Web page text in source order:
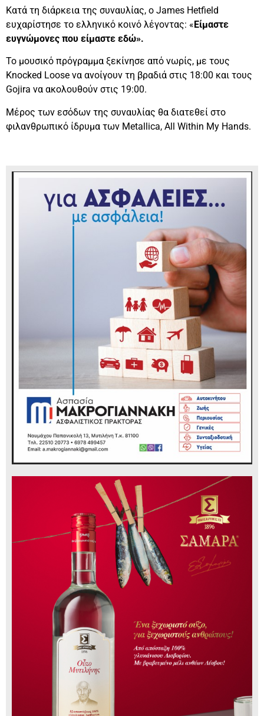
Κατά τη διάρκεια της συναυλίας, ο James Hetfield
ευχαρίστησε το ελληνικό κοινό λέγοντας: «Είμαστε
ευγνώμονες που είμαστε εδώ».
Το μουσικό πρόγραμμα ξεκίνησε από νωρίς, με τους
Knocked Loose να ανοίγουν τη βραδιά στις 18:00 και τους
Gojira να ακολουθούν στις 19:00.
Μέρος των εσόδων της συναυλίας θα διατεθεί στο
φιλανθρωπικό ίδρυμα των Metallica, All Within My Hands.